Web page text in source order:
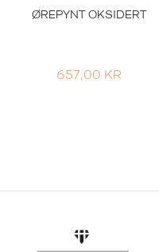
ØREPYNT OKSIDERT
657,00 KR